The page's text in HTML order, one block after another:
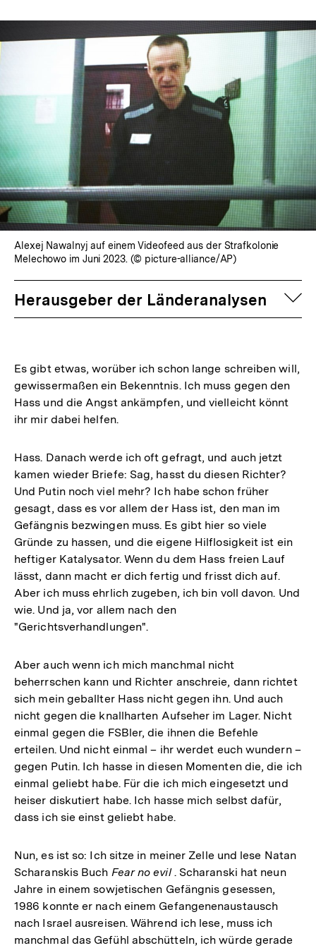
Alexej Nawalnyj auf einem Videofeed aus der Strafkolonie
Melechowo im Juni 2023. (© picture-alliance/AP)
Herausgeber der Länderanalysen
Es gibt etwas, worüber ich schon lange schreiben will,
gewissermaßen ein Bekenntnis. Ich muss gegen den
Hass und die Angst ankämpfen, und vielleicht könnt
ihr mir dabei helfen.
Hass. Danach werde ich oft gefragt, und auch jetzt
kamen wieder Briefe: Sag, hasst du diesen Richter?
Und Putin noch viel mehr? Ich habe schon früher
gesagt, dass es vor allem der Hass ist, den man im
Gefängnis bezwingen muss. Es gibt hier so viele
Gründe zu hassen, und die eigene Hilflosigkeit ist ein
heftiger Katalysator. Wenn du dem Hass freien Lauf
lässt, dann macht er dich fertig und frisst dich auf.
Aber ich muss ehrlich zugeben, ich bin voll davon. Und
wie. Und ja, vor allem nach den
"Gerichtsverhandlungen".
Aber auch wenn ich mich manchmal nicht
beherrschen kann und Richter anschreie, dann richtet
sich mein geballter Hass nicht gegen ihn. Und auch
nicht gegen die knallharten Aufseher im Lager. Nicht
einmal gegen die FSBler, die ihnen die Befehle
erteilen. Und nicht einmal – ihr werdet euch wundern –
gegen Putin. Ich hasse in diesen Momenten die, die ich
einmal geliebt habe. Für die ich mich eingesetzt und
heiser diskutiert habe. Ich hasse mich selbst dafür,
dass ich sie einst geliebt habe.
Nun, es ist so: Ich sitze in meiner Zelle und lese Natan
Scharanskis Buch Fear no evil. Scharanski hat neun
Jahre in einem sowjetischen Gefängnis gesessen,
1986 konnte er nach einem Gefangenenaustausch
nach Israel ausreisen. Während ich lese, muss ich
manchmal das Gefühl abschütteln, ich würde gerade